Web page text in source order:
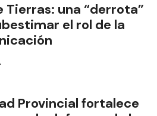
Tierras: una “derrota”
el rol de la
Provincial fortalece